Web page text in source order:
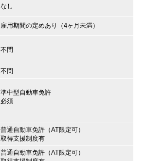
なし
雇用期間の定めあり（4ヶ月未満）
不問
不問
準中型自動車免許
必須
普通自動車免許（AT限定可）
取得支援制度有
普通自動車免許（AT限定可）